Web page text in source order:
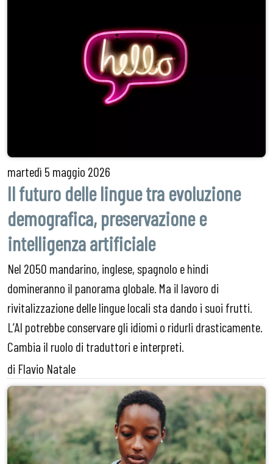
martedì 5 maggio 2026
Il futuro delle lingue tra evoluzione
demografica, preservazione e
intelligenza artificiale
Nel 2050 mandarino, inglese, spagnolo e hindi
domineranno il panorama globale. Ma il lavoro di
rivitalizzazione delle lingue locali sta dando i suoi frutti.
L’AI potrebbe conservare gli idiomi o ridurli drasticamente.
Cambia il ruolo di traduttori e interpreti.
di Flavio Natale